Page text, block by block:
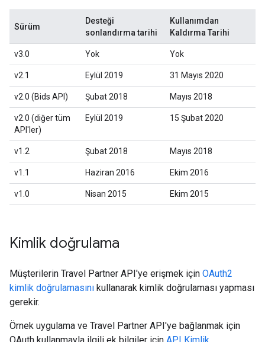
Sürüm
Desteği
sonlandırma tarihi
Kullanımdan
Kaldırma Tarihi
v3.0 Yok Yok
v2.1 Eylül 2019 31 Mayıs 2020
v2.0 (Bids API) Şubat 2018 Mayıs 2018
v2.0 (diğer tüm
API'ler)
Eylül 2019 15 Şubat 2020
v1.2 Şubat 2018 Mayıs 2018
v1.1 Haziran 2016 Ekim 2016
v1.0 Nisan 2015 Ekim 2015
Kimlik doğrulama
Müşterilerin Travel Partner API'ye erişmek için OAuth2
kimlik doğrulamasını kullanarak kimlik doğrulaması yapması
gerekir.
Örnek uygulama ve Travel Partner API'ye bağlanmak için